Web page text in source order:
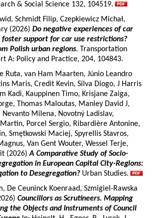
& Social Science 132, 104519.
Schmidt Filip, Czepkiewicz Michał,
(2026) Do negative experiences of car
foster support for car use restrictions?
Polish urban regions. Transportation
A: Policy and Practice, 204, 104843.
Ruta, van Ham Maarten, Júnio Leandro
Maris, Credit Kevin, Silva Diogo, J Harris
Kadi, Kauppinen Timo, Krisjane Zaiga,
Thomas Maloutas, Manley David J,
Milena, Novotný Ladislav,
Porcel Sergio, Ribardière Antonine,
Smętkowski Maciej, Spyrellis Stavros,
Van Gent Wouter, Wessel Terje,
(2026)A Comparative Study of Socio-
in European Capital City-Regions:
to Desegregation? Urban Studies.
De Ceuninck Koenraad, Szmigiel-Rawska
Councillors as Scrutineers. Mapping
the Objects and Instruments of Council